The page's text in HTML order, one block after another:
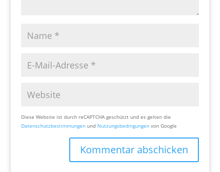
Diese Website ist durch reCAPTCHA geschützt und es gelten die
Datenschutzbestimmungenund Nutzungsbedingungenvon Google
Kommentar abschicken